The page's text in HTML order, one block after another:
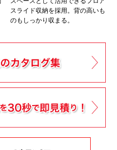
スライド収納を採用。背の高いも
のもしっかり収まる。